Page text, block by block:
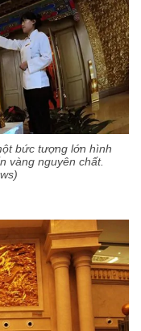
bức tượng lớn hình
vàng nguyên chất.